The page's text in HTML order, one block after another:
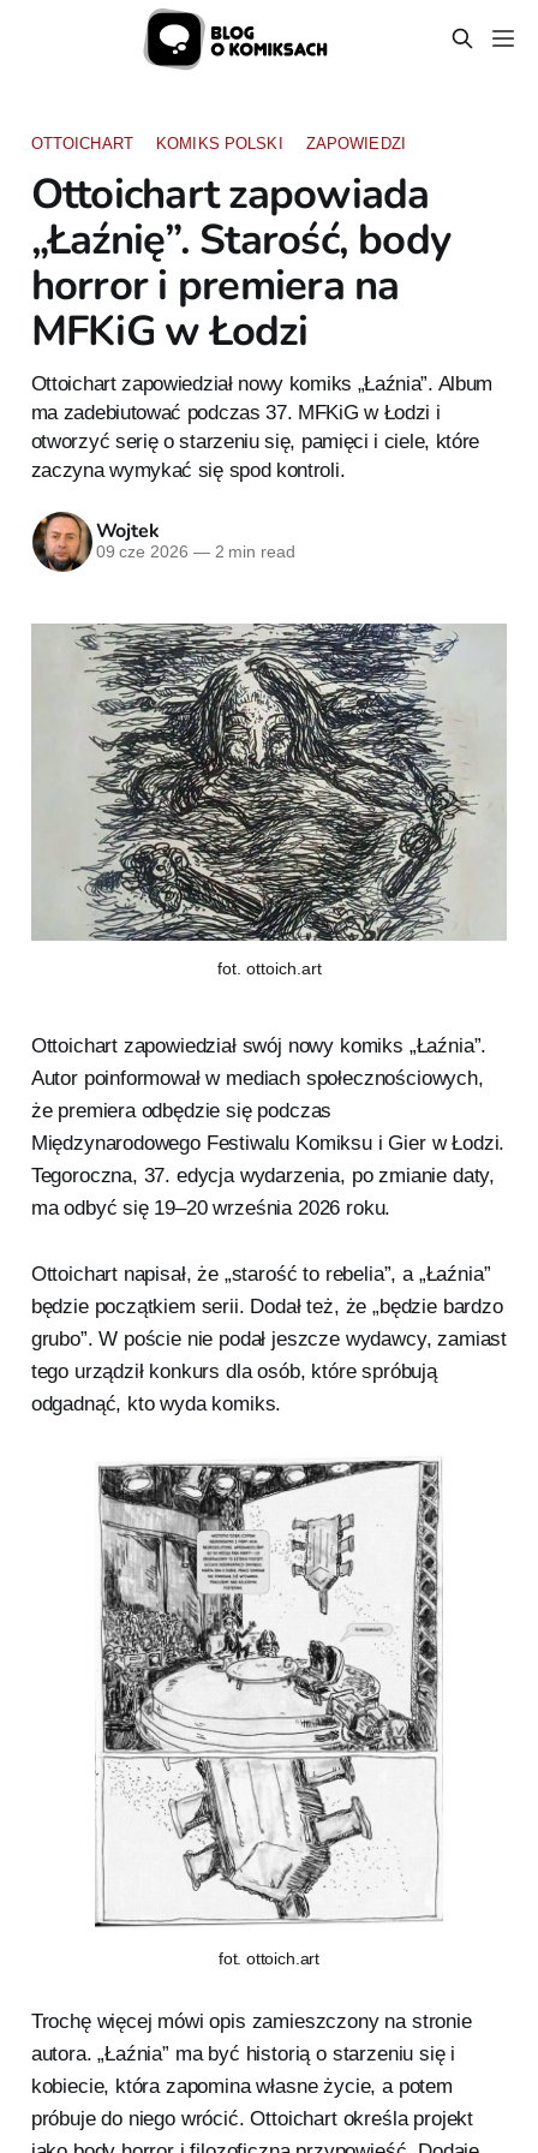
OTTOICHART KOMIKS POLSKI ZAPOWIEDZI
Ottoichart zapowiada
„Łaźnię”. Starość, body
horror i premiera na
MFKiG w Łodzi
Ottoichart zapowiedział nowy komiks „Łaźnia”. Album
ma zadebiutować podczas 37. MFKiG w Łodzi i
otworzyć serię o starzeniu się, pamięci i ciele, które
zaczyna wymykać się spod kontroli.
Wojtek
09 cze 2026 —2 min read
fot. ottoich.art
Ottoichart zapowiedział swój nowy komiks „Łaźnia”.
Autor poinformował w mediach społecznościowych,
że premiera odbędzie się podczas
Międzynarodowego Festiwalu Komiksu i Gier w Łodzi.
Tegoroczna, 37. edycja wydarzenia, po zmianie daty,
ma odbyć się 19–20 września 2026 roku.
Ottoichart napisał, że „starość to rebelia”, a „Łaźnia”
będzie początkiem serii. Dodał też, że „będzie bardzo
grubo”. W poście nie podał jeszcze wydawcy, zamiast
tego urządził konkurs dla osób, które spróbują
odgadnąć, kto wyda komiks.
fot. ottoich.art
Trochę więcej mówi opis zamieszczony na stronie
autora. „Łaźnia” ma być historią o starzeniu się i
kobiecie, która zapomina własne życie, a potem
próbuje do niego wrócić. Ottoichart określa projekt